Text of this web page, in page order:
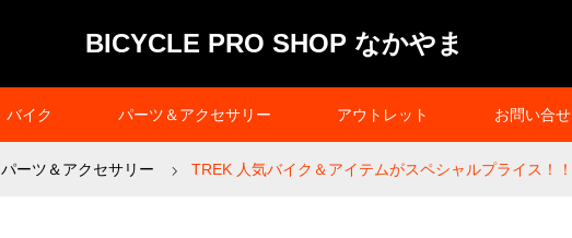
BICYCLE PRO SHOP なかやま
バイク パーツ＆アクセサリー アウトレット お問い合せ
パーツ＆アクセサリー TREK 人気バイク＆アイテムがスペシャルプライス！！